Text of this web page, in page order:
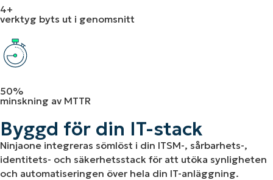
4+
verktyg byts ut i genomsnitt
50%
minskning av MTTR
Byggd för din IT-stack
Ninjaone integreras sömlöst i din ITSM-, sårbarhets-,
identitets- och säkerhetsstack för att utöka synligheten
och automatiseringen över hela din IT-anläggning.